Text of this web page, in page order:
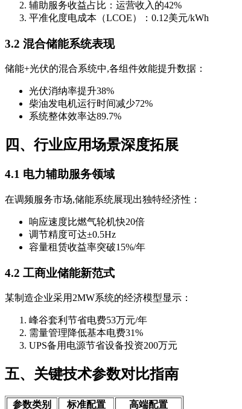
辅助服务收益占比：运营收入的42%
平准化度电成本（LCOE）：0.12美元/kWh
3.2 混合储能系统表现
储能+光伏的混合系统中,各组件效能提升数据：
光伏消纳率提升38%
柴油发电机运行时间减少72%
系统整体效率达89.7%
四、行业应用场景深度拓展
4.1 电力辅助服务领域
在调频服务市场,储能系统展现出独特经济性：
响应速度比燃气轮机快20倍
调节精度可达±0.5Hz
容量租赁收益率突破15%/年
4.2 工商业储能新范式
某制造企业采用2MW系统的经济模型显示：
峰谷套利节省电费53万元/年
需量管理降低基本电费31%
UPS备用电源节省设备投资200万元
五、关键技术参数对比指南
参数类别 标准配置
高端配置